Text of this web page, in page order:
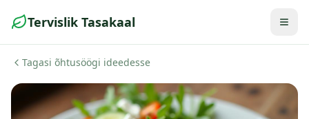
Tervislik Tasakaal
Tagasi õhtusöögi ideedesse